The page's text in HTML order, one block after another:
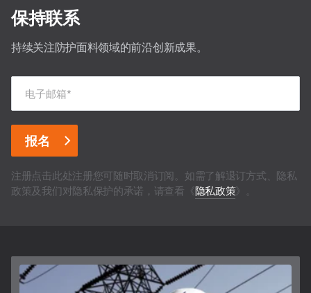
保持联系
持续关注防护面料领域的前沿创新成果。
电子邮箱*
注册点击此处注册您可随时取消订阅。如需了解退订方式、隐私
政策及我们对隐私保护的承诺，请查看《隐私政策》。